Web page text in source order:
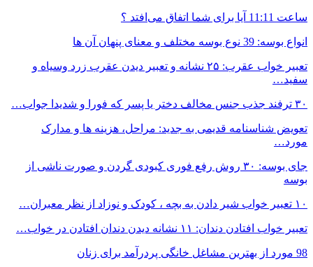
ساعت 11:11 آیا برای شما اتفاق می‌افتد ؟
انواع بوسه: 39 نوع بوسه مختلف و معنای پنهان آن ها
تعبیر خواب عقرب: ۲۵ نشانه و تعبیر دیدن عقرب زرد وسیاه و
سفید…
۳۰ ترفند جذب جنس مخالف دختر یا پسر که فورا و شدیدا جواب…
تعویض شناسنامه قدیمی به جدید: مراحل، هزینه ها و مدارک
مورد…
جای بوسه: ۳۰ روش رفع فوری کبودی گردن و صورت ناشی از
بوسه
۱۰ تعبیر خواب شیر دادن به بچه ، کودک و نوزاد از نظر معبران…
تعبیر خواب افتادن دندان: ۱۱ نشانه دیدن دندان افتادن در خواب…
98 مورد از بهترین مشاغل خانگی پردرآمد برای زنان